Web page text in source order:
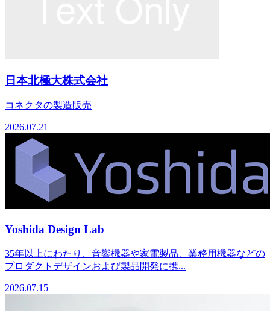
日本北極大株式会社
コネクタの製造販売
2026.07.21
Yoshida Design Lab
35年以上にわたり、音響機器や家電製品、業務用機器などの
プロダクトデザインおよび製品開発に携...
2026.07.15